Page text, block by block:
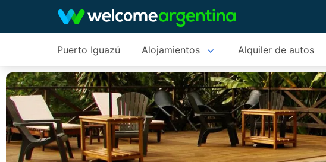
Puerto Iguazú Alojamientos Alquiler de autos